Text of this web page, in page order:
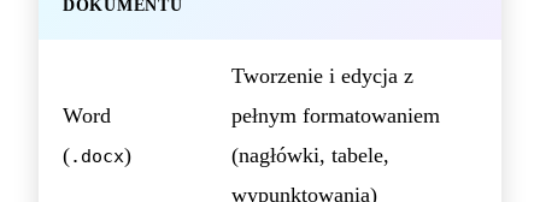
DOKUMENTU
Word
(.docx)
Tworzenie i edycja z
pełnym formatowaniem
(nagłówki, tabele,
wypunktowania)